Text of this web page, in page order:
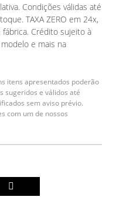
Condições válidas até
TAXA ZERO em 24x,
Crédito sujeito à
e mais na
itens apresentados poderão
sugeridos e válidos até
sem aviso prévio.
com um de nossos